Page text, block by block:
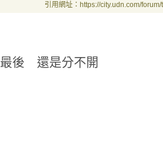
引用網址：https://city.udn.com/
最後 還是分不開